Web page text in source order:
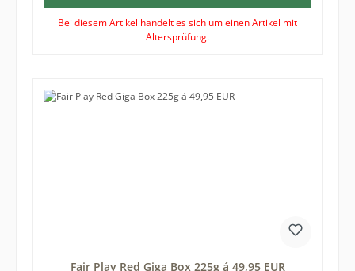
Bei diesem Artikel handelt es sich um einen Artikel mit
Altersprüfung.
Fair Play Red Giga Box 225g á 49,95 EUR